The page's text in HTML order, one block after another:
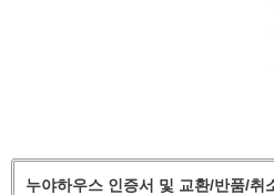
누야하우스 인증서 및 교환/반품/취